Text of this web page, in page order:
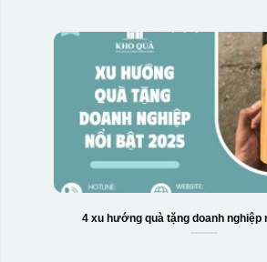
4 xu hướng quà tặng doanh nghiệp